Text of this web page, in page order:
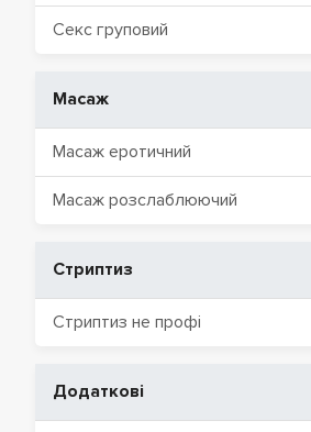
Секс груповий
Масаж
Масаж еротичний
Масаж розслаблюючий
Стриптиз
Стриптиз не профі
Додаткові